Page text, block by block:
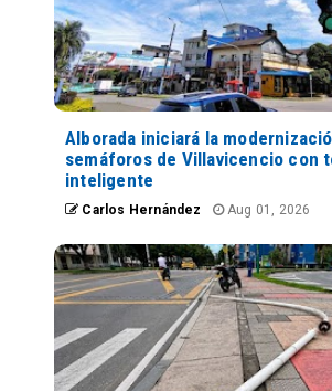
Alborada iniciará la
semáforos de Villavicencio con
inteligente
Carlos Hernández Aug 01, 2026